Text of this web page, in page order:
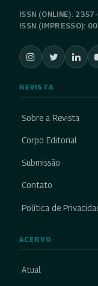
ISSN (ONLINE):
ISSN (IMPRESSO):
REVISTA
Sobre a Revista
Corpo Editorial
Submissão
Contato
Política de
ACERVO
Atual